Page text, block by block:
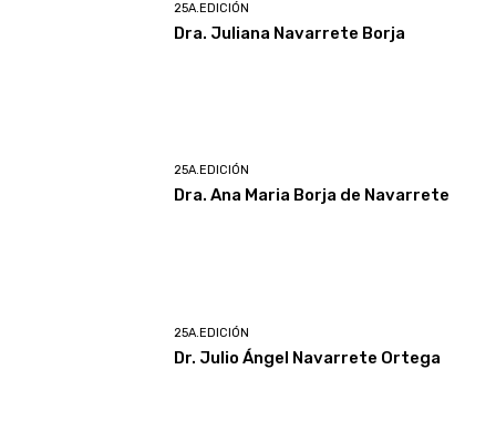
25A.EDICIÓN
Dra. Juliana Navarrete Borja
25A.EDICIÓN
Dra. Ana Maria Borja de Navarrete
25A.EDICIÓN
Dr. Julio Ángel Navarrete Ortega